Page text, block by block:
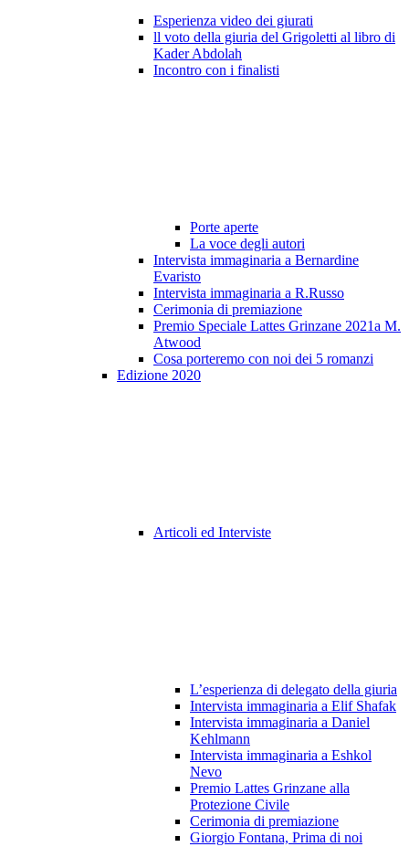
Esperienza video dei giurati
ll voto della giuria del Grigoletti al libro di
Kader Abdolah
Incontro con i finalisti
Porte aperte
La voce degli autori
Intervista immaginaria a Bernardine
Evaristo
Intervista immaginaria a R.Russo
Cerimonia di premiazione
Premio Speciale Lattes Grinzane 2021a M.
Atwood
Cosa porteremo con noi dei 5 romanzi
Edizione 2020
Articoli ed Interviste
L’esperienza di delegato della giuria
Intervista immaginaria a Elif Shafak
Intervista immaginaria a Daniel
Kehlmann
Intervista immaginaria a Eshkol
Nevo
Premio Lattes Grinzane alla
Protezione Civile
Cerimonia di premiazione
Giorgio Fontana, Prima di noi